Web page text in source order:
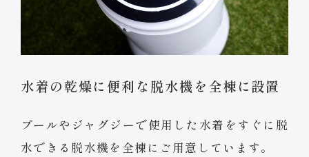
水着の乾燥に便利な脱水機を全棟に設置
プールやジャグジーで使用した水着をすぐに脱
水できる脱水機を全棟にご用意しています。